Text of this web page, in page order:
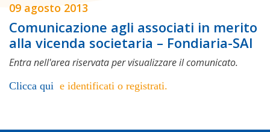
09 agosto 2013
Comunicazione agli associati in merito
alla vicenda societaria – Fondiaria-SAI
Entra nell'area riservata per visualizzare il comunicato.
Clicca qui e identificati o registrati.